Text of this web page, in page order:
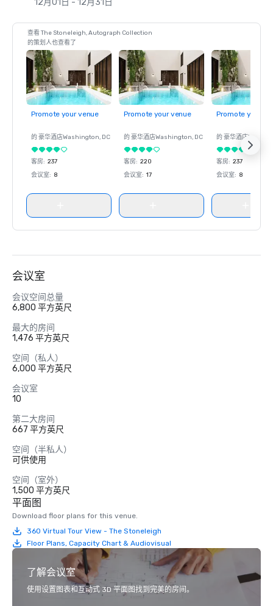
12月01日 - 12月31日
查看 The Stoneleigh, Autograph Collection
的策划人也查看了
Promote your venue
的 豪华酒店Washington, DC
客房: 237
会议室: 8
Promote your venue
的 豪华酒店Washington, DC
客房: 220
会议室: 17
Promote your
的 豪华酒店
客房: 237
会议室: 8
会议室
会议空间总量
6,800 平方英尺
最大的房间
1,476 平方英尺
空间（私人）
6,000 平方英尺
会议室
10
第二大房间
667 平方英尺
空间（半私人）
可供使用
空间（室外）
1,500 平方英尺
平面图
Download floor plans for this venue.
360 Virtual Tour View - The Stoneleigh
Floor Plans, Capacity Chart & Audiovisual
了解会议室
使用设置图表和互动式 3D 平面图找到完美的房间。